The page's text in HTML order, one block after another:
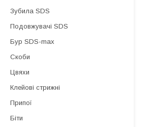
Зубила SDS
Подовжувачі SDS
Бур SDS-max
Скоби
Цвяхи
Клейові стрижні
Припої
Біти